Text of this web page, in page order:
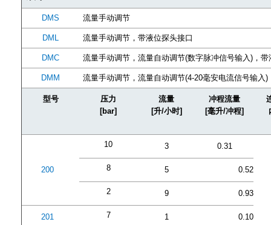
DMS 流量手动调节
DML 流量手动调节，带液位探头接口
DMC 流量手动调节，流量自动调节(数字脉冲信号输入)，
DMM 流量手动调节，流量自动调节(4-20毫安电流信号输入
型号
压力
[bar]
流量
[升/小时]
冲程流量
[毫升/冲程]
200
10 3 0.31
8 5 0.52
2 9 0.93
201 7 1 0.10